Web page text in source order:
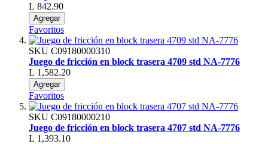
L 842.90
Agregar
Favoritos
SKU C09180000310
Juego de fricción en block trasera 4709 std NA-7776
L 1,582.20
Agregar
Favoritos
SKU C09180000210
Juego de fricción en block trasera 4707 std NA-7776
L 1,393.10